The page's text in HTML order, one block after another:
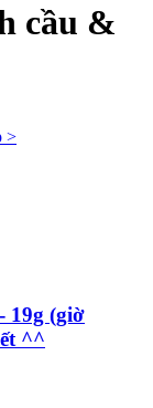
cầu &
>
19g (giờ
^^